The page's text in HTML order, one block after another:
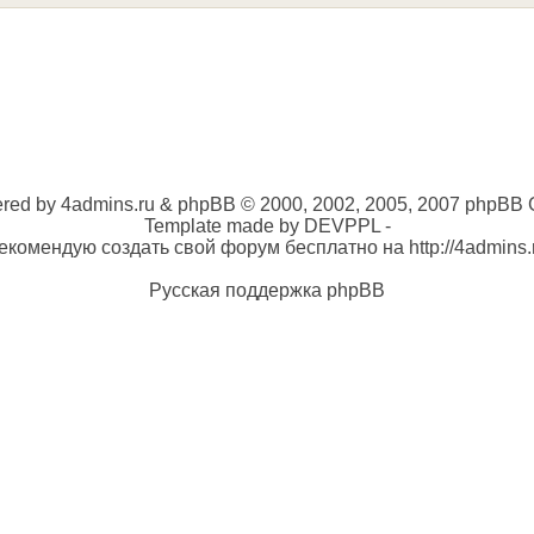
by 4admins.ru & phpBB © 2000, 2002, 2005, 2007 phpBB
Template made by DEVPPL -
создать свой форум бесплатно на http://
Русская поддержка phpBB